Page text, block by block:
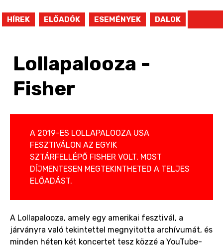
HÍREK ELŐADÓK ESEMÉNYEK DALOK
Lollapalooza -
Fisher
A 2019-ES LOLLAPALOOZA USA
FESZTIVÁLON AZ EGYIK
SZTÁRFELLÉPŐ FISHER VOLT, MOST
DÍJMENTESEN MEGTEKINTHETED A TELJES
ELŐADÁST.
A Lollapalooza, amely egy amerikai fesztivál, a
járványra való tekintettel megnyitotta archívumát, és
minden héten két koncertet tesz közzé a YouTube-